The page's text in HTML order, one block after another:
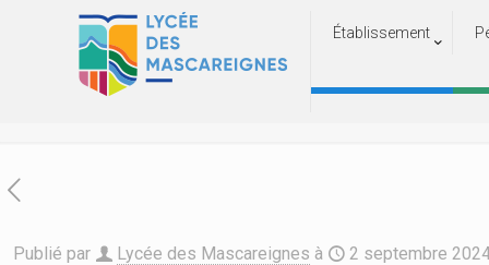
Établissement
Publié par Lycée des Mascareignes à 2 septembre